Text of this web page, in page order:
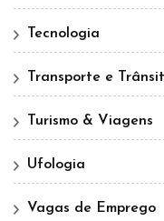
Tecnologia
Transporte e
Turismo & Viagens
Ufologia
Vagas de Emprego